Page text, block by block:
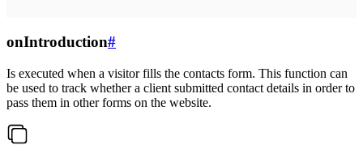
onIntroduction#
Is executed when a visitor fills the contacts form. This function can
be used to track whether a client submitted contact details in order to
pass them in other forms on the website.